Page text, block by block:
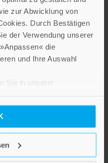
zur Abwicklung von
Durch Bestätigen
der Verwendung unserer
die
und Ihre Auswahl
Sie in unserer